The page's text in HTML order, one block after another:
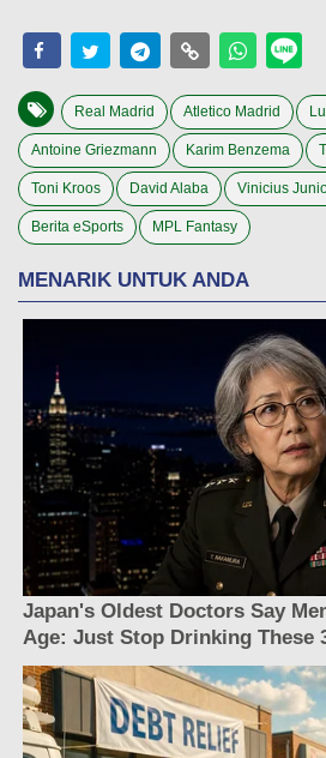
Real Madrid Atletico Madrid
Antoine Griezmann Karim Benzema
Toni Kroos David Alaba Vinicius
Berita eSports MPL Fantasy